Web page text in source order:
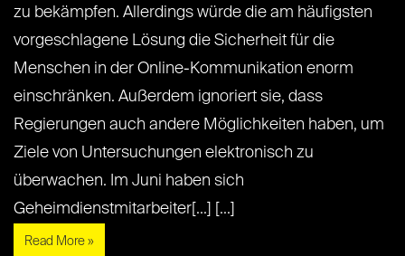
zu bekämpfen. Allerdings würde die am häufigsten
vorgeschlagene Lösung die Sicherheit für die
Menschen in der Online-Kommunikation enorm
einschränken. Außerdem ignoriert sie, dass
Regierungen auch andere Möglichkeiten haben, um
Ziele von Untersuchungen elektronisch zu
überwachen. Im Juni haben sich
Geheimdienstmitarbeiter[...] [...]
Read More »